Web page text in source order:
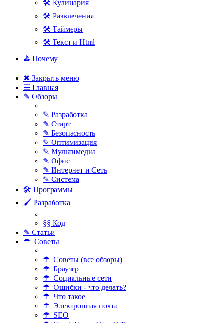
🛠 Кулинария
🛠 Развлечения
🛠 Таймеры
🛠 Текст и Html
⛳ Почему
✖ Закрыть меню
☰ Главная
✎ Обзоры
✎ Разработка
✎ Старт
✎ Безопасность
✎ Оптимизация
✎ Мультимедиа
✎ Офис
✎ Интернет и Сеть
✎ Система
🛠 Программы
🖌 Разработка
§§ Код
✎ Статьи
☂ Советы
☂ Советы (все обзоры)
☂ Браузер
☂ Социальные сети
☂ Ошибки - что делать?
☂ Что такое
☂ Электронная почта
☂ SEO